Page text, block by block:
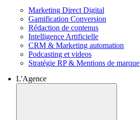
Marketing Direct Digital
Gamification Conversion
Rédaction de contenus
Intelligence Artificielle
CRM & Marketing automation
Podcasting et videos
Stratégie RP & Mentions de marque
L'Agence